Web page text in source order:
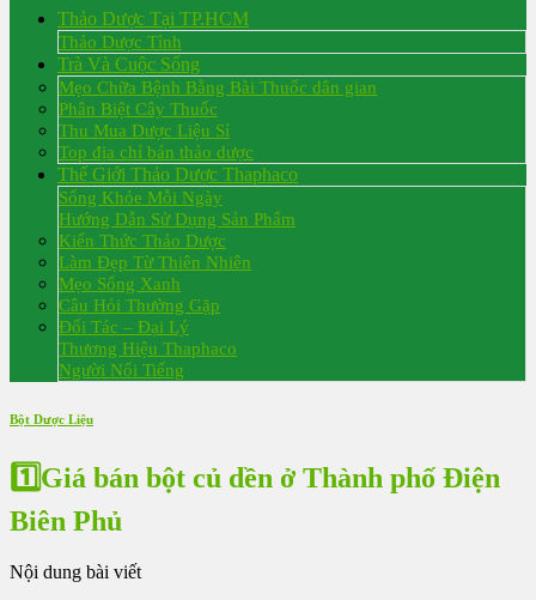
Thảo Dược Tại TP.HCM
Thảo Dược Tỉnh
Trà Và Cuộc Sống
Mẹo Chữa Bệnh Bằng Bài Thuốc dân gian
Phân Biệt Cây Thuốc
Thu Mua Dược Liệu Sỉ
Top địa chỉ bán thảo dược
Thế Giới Thảo Dược Thaphaco
Sống Khỏe Mỗi Ngày
Hướng Dẫn Sử Dụng Sản Phẩm
Kiến Thức Thảo Dược
Làm Đẹp Từ Thiên Nhiên
Mẹo Sống Xanh
Câu Hỏi Thường Gặp
Đối Tác – Đại Lý
Thương Hiệu Thaphaco
Người Nổi Tiếng
Bột Dược Liệu
1️⃣Giá bán bột củ dền ở Thành phố Điện
Biên Phủ
Nội dung bài viết